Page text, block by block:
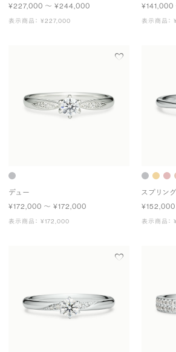
¥227,000 〜 ¥244,000
表示商品： ¥227,000
¥141,000
表示商品：
デュー
¥172,000 〜 ¥172,000
表示商品： ¥172,000
スプリン
表示商品：